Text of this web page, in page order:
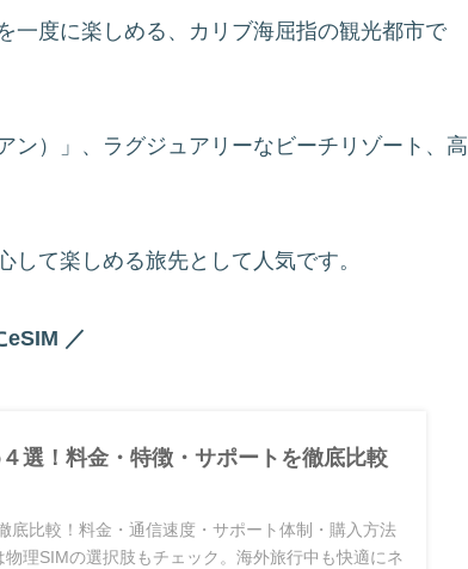
一度に楽しめる、カリブ海屈指の観光都市で
ン）」、ラグジュアリーなビーチリゾート、高
て楽しめる旅先として人気です。
eSIM ／
選！料金・特徴・サポートを徹底比較
底比較！料金・通信速度・サポート体制・購入方法
理SIMの選択肢もチェック。海外旅行中も快適にネ